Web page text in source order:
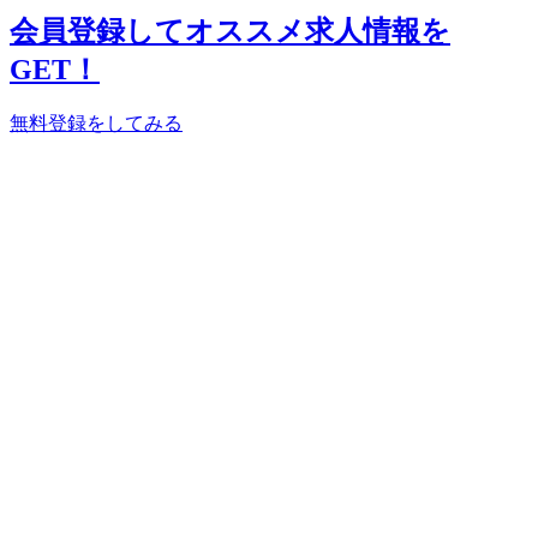
会員登録してオススメ求人情報を
GET！
無料登録をしてみる